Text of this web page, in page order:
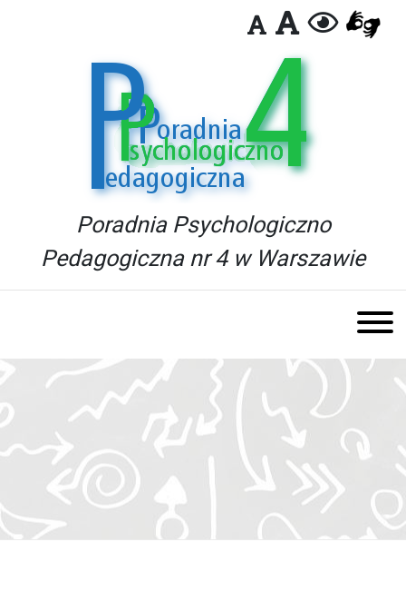
Poradnia Psychologiczno
Pedagogiczna nr 4 w Warszawie